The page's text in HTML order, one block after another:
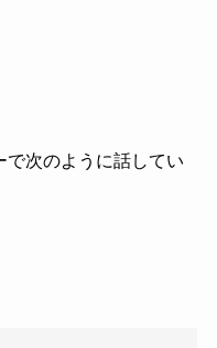
で次のように話してい